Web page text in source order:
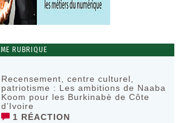
RUBRIQUE
Recensement, centre culturel,
patriotisme : Les ambitions de Naaba
Koom pour les Burkinabè de Côte
d’Ivoire
1 RÉACTION